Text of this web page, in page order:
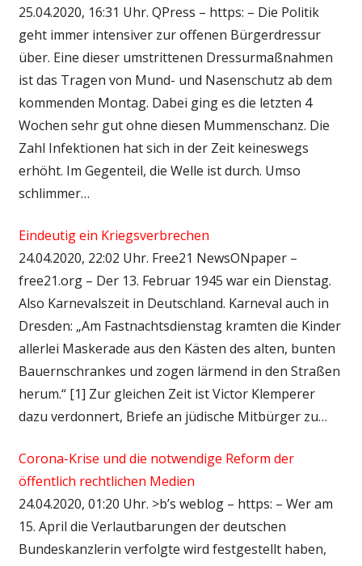
25.04.2020, 16:31 Uhr. QPress – https: – Die Politik
geht immer intensiver zur offenen Bürgerdressur
über. Eine dieser umstrittenen Dressurmaßnahmen
ist das Tragen von Mund- und Nasenschutz ab dem
kommenden Montag. Dabei ging es die letzten 4
Wochen sehr gut ohne diesen Mummenschanz. Die
Zahl Infektionen hat sich in der Zeit keineswegs
erhöht. Im Gegenteil, die Welle ist durch. Umso
schlimmer…
Eindeutig ein Kriegsverbrechen
24.04.2020, 22:02 Uhr. Free21 NewsONpaper –
free21.org – Der 13. Februar 1945 war ein Dienstag.
Also Karnevalszeit in Deutschland. Karneval auch in
Dresden: „Am Fastnachtsdienstag kramten die Kinder
allerlei Maskerade aus den Kästen des alten, bunten
Bauernschrankes und zogen lärmend in den Straßen
herum.“ [1] Zur gleichen Zeit ist Victor Klemperer
dazu verdonnert, Briefe an jüdische Mitbürger zu…
Corona-Krise und die notwendige Reform der
öffentlich rechtlichen Medien
24.04.2020, 01:20 Uhr. >b’s weblog – https: – Wer am
15. April die Verlautbarungen der deutschen
Bundeskanzlerin verfolgte wird festgestellt haben,